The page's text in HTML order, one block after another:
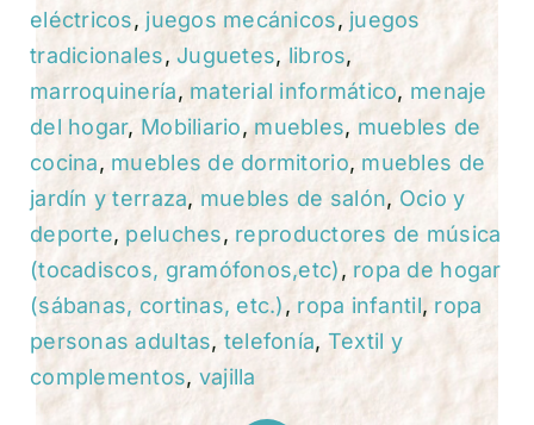
eléctricos, juegos mecánicos, juegos
tradicionales, Juguetes, libros,
marroquinería, material informático, menaje
del hogar, Mobiliario,muebles, muebles de
cocina, muebles de dormitorio, muebles de
jardín y terraza, muebles de salón, Ocio y
deporte, peluches, reproductores de música
(tocadiscos, gramófonos,etc), ropa de hogar
(sábanas, cortinas, etc.), ropa infantil, ropa
personas adultas, telefonía, Textil y
complementos, vajilla